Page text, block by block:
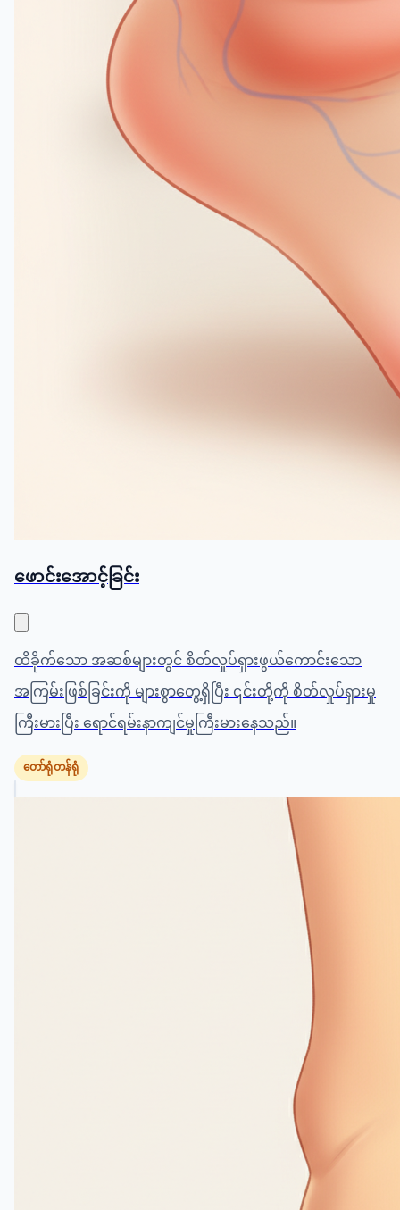
ဖောင်းအောင့်ခြင်း
ထိခိုက်သော အဆစ်များတွင် စိတ်လှုပ်ရှားဖွယ်ကောင်းသော
အကြမ်းဖြစ်ခြင်းကို များစွာတွေ့ရှိပြီး ၎င်းတို့ကို စိတ်လှုပ်ရှားမှု
ကြီးမားပြီး ရောင်ရမ်းနာကျင်မှုကြီးမားနေသည်။
တော်ရုံတန်ရုံ